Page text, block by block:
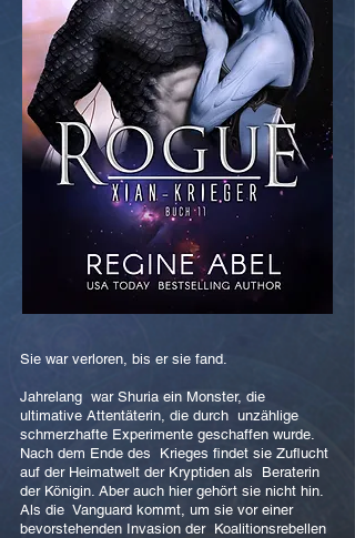
Sie war verloren, bis er sie fand.
Jahrelang war Shuria ein Monster, die
ultimative Attentäterin, die durch unzählige
schmerzhafte Experimente geschaffen wurde.
Nach dem Ende des Krieges findet sie Zuflucht
auf der Heimatwelt der Kryptiden als Beraterin
der Königin. Aber auch hier gehört sie nicht hin.
Als die Vanguard kommt, um sie vor einer
bevorstehenden Invasion der Koalitionsrebellen